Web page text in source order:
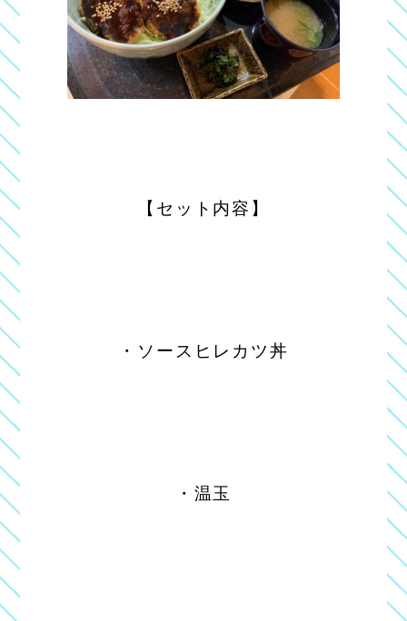
【セット内容】
・ソースヒレカツ丼
・温玉